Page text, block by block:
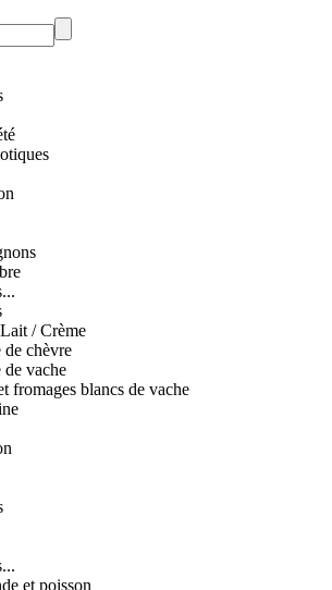
/ Crème
de chèvre
de vache
fromages blancs de vache
et poisson